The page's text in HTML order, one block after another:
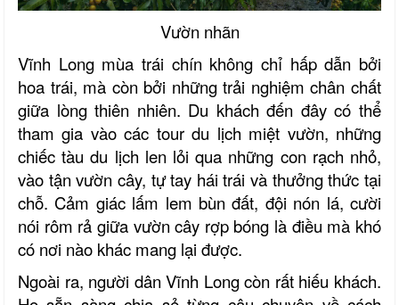
Vườn nhãn
Vĩnh Long mùa trái chín không chỉ hấp dẫn bởi
hoa trái, mà còn bởi những trải nghiệm chân chất
giữa lòng thiên nhiên. Du khách đến đây có thể
tham gia vào các tour du lịch miệt vườn, những
chiếc tàu du lịch len lỏi qua những con rạch nhỏ,
vào tận vườn cây, tự tay hái trái và thưởng thức tại
chỗ. Cảm giác lấm lem bùn đất, đội nón lá, cười
nói rôm rả giữa vườn cây rợp bóng là điều mà khó
có nơi nào khác mang lại được.
Ngoài ra, người dân Vĩnh Long còn rất hiếu khách.